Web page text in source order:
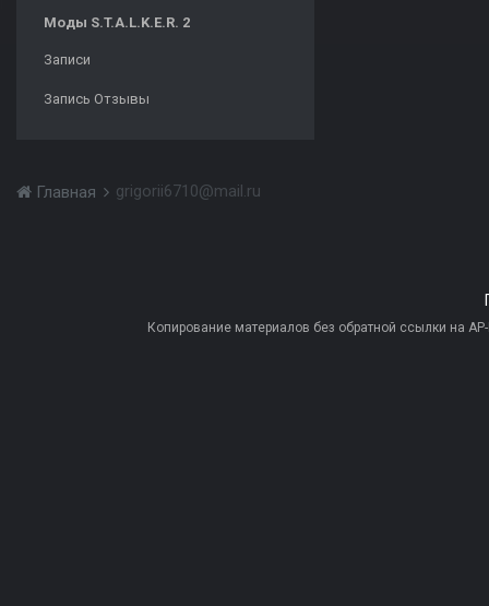
Моды S.T.A.L.K.E.R. 2
Записи
Запись Отзывы
Главная grigorii6710@mail.ru
Копирование материалов без обратной ссылки на